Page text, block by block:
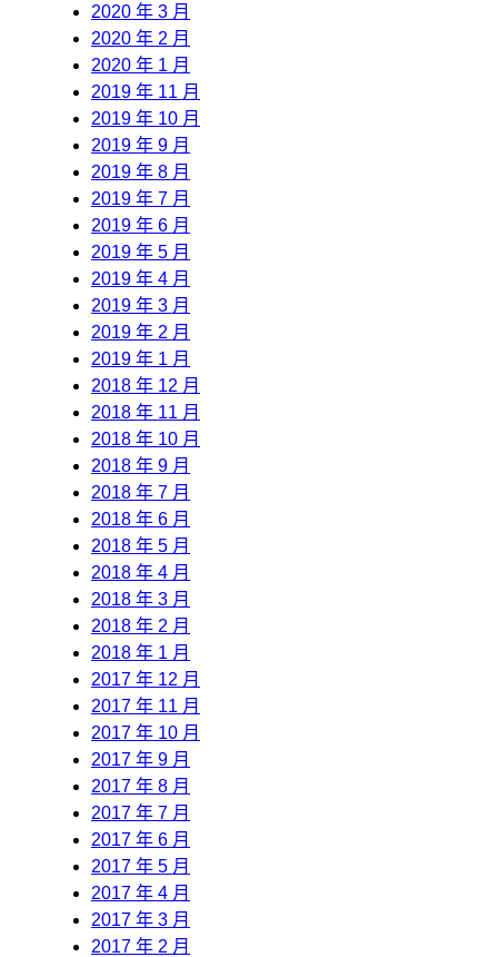
2020 年 3 月
2020 年 2 月
2020 年 1 月
2019 年 11 月
2019 年 10 月
2019 年 9 月
2019 年 8 月
2019 年 7 月
2019 年 6 月
2019 年 5 月
2019 年 4 月
2019 年 3 月
2019 年 2 月
2019 年 1 月
2018 年 12 月
2018 年 11 月
2018 年 10 月
2018 年 9 月
2018 年 7 月
2018 年 6 月
2018 年 5 月
2018 年 4 月
2018 年 3 月
2018 年 2 月
2018 年 1 月
2017 年 12 月
2017 年 11 月
2017 年 10 月
2017 年 9 月
2017 年 8 月
2017 年 7 月
2017 年 6 月
2017 年 5 月
2017 年 4 月
2017 年 3 月
2017 年 2 月